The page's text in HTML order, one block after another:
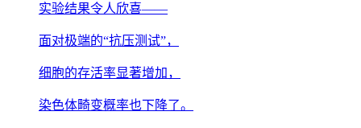
实验结果令人欣喜——
面对极端的“抗压测试”，
细胞的存活率显著增加，
染色体畸变概率也下降了。